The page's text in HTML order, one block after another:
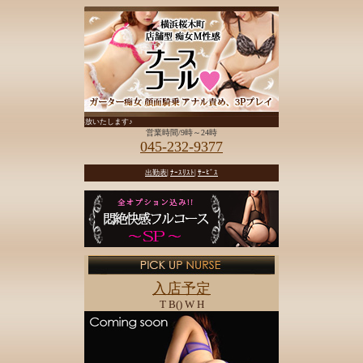
勃起した性欲を解放いたします♪
営業時間/9時～24時
045-232-9377
出勤表 ﾅｰｽﾘｽﾄ ｻｰﾋﾞｽ
入店予定
T B() W H